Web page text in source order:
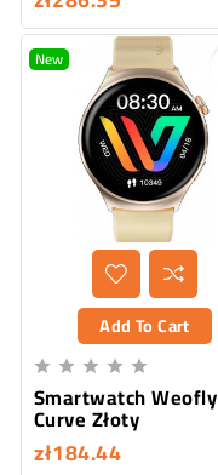
New
Add To Cart
    
Smartwatch Weofly
Curve Złoty
zł184.44